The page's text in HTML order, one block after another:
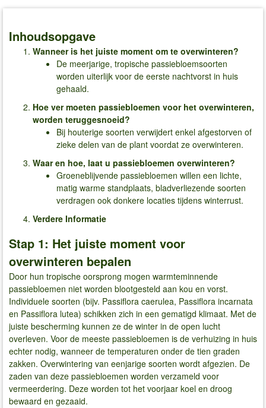
Inhoudsopgave
Wanneer is het juiste moment om te overwinteren?
De meerjarige, tropische passiebloemsoorten
worden uiterlijk voor de eerste nachtvorst in huis
gehaald.
Hoe ver moeten passiebloemen voor het overwinteren,
worden teruggesnoeid?
Bij houterige soorten verwijdert enkel afgestorven of
zieke delen van de plant voordat ze overwinteren.
Waar en hoe, laat u passiebloemen overwinteren?
Groeneblijvende passiebloemen willen een lichte,
matig warme standplaats, bladverliezende soorten
verdragen ook donkere locaties tijdens winterrust.
Verdere Informatie
Stap 1: Het juiste moment voor
overwinteren bepalen
Door hun tropische oorsprong mogen warmteminnende
passiebloemen niet worden blootgesteld aan kou en vorst.
Individuele soorten (bijv. Passiflora caerulea, Passiflora incarnata
en Passiflora lutea) schikken zich in een gematigd klimaat. Met de
juiste bescherming kunnen ze de winter in de open lucht
overleven. Voor de meeste passiebloemen is de verhuizing in huis
echter nodig, wanneer de temperaturen onder de tien graden
zakken. Overwintering van eenjarige soorten wordt afgezien. De
zaden van deze passiebloemen worden verzameld voor
vermeerdering. Deze worden tot het voorjaar koel en droog
bewaard en gezaaid.